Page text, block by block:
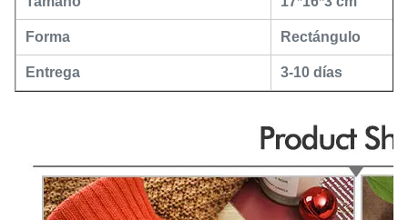
Forma Rectángulo
Entrega 3-10 días